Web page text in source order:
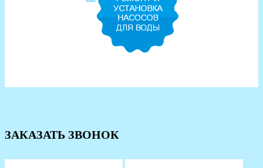
ЗАКАЗАТЬ ЗВОНОК